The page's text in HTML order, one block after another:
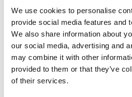
We use cookies to personalise
provide social media features and
We also share information about
our social media, advertising and
may combine it with other
provided to them or that they’ve
of their services.